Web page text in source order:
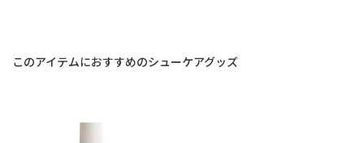
このアイテムにおすすめのシューケアグッズ